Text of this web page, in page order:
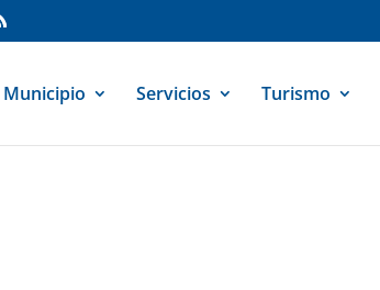
Municipio Servicios Turismo